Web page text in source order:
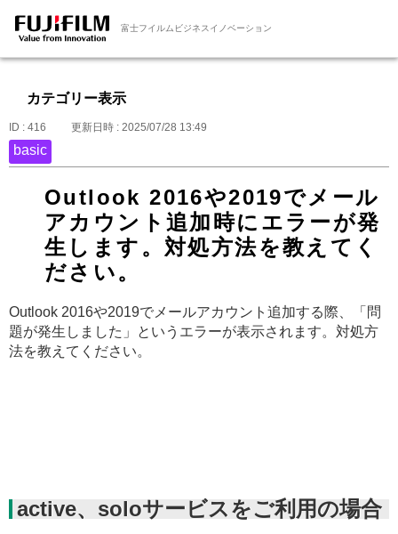
富士フイルムビジネスイノベーション
カテゴリー表示
ID : 416 更新日時 : 2025/07/28 13:49
basic
Outlook 2016や2019でメール
アカウント追加時にエラーが発
生します。対処方法を教えてく
ださい。
Outlook 2016や2019でメールアカウント追加する際、「問
題が発生しました」というエラーが表示されます。対処方
法を教えてください。
active、soloサービスをご利用の場合